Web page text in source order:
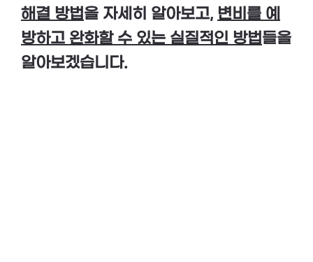
해결 방법을 자세히 알아보고, 변비를 예
방하고 완화할 수 있는 실질적인 방법들을
알아보겠습니다.